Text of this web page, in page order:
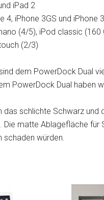
iPad 2
4, iPhone 3GS und iPhone 3
(4/5), iPod classic (160
(2/3)
dem PowerDock Dual
PowerDock Dual haben
das schlichte Schwarz und
Die matte Ablagefläche für
schaden würden.